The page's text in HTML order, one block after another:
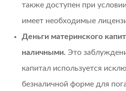
также доступен при
имеет необходимые
Деньги материнского
наличными. Это
капитал используется
безналичной форме для